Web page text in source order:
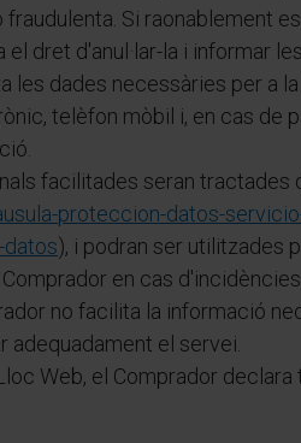
Si raonablement
el dret d'anul·lar-la i informar
les dades necessàries per a
telèfon mòbil i, en cas de
facilitades seran
proteccion-datos-
), i podran ser utilitzades
en cas
no facilita la informació
adequadament el servei.
Web, el Comprador